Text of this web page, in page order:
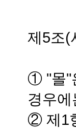
제5조(
① "몰"
경우
② 제1